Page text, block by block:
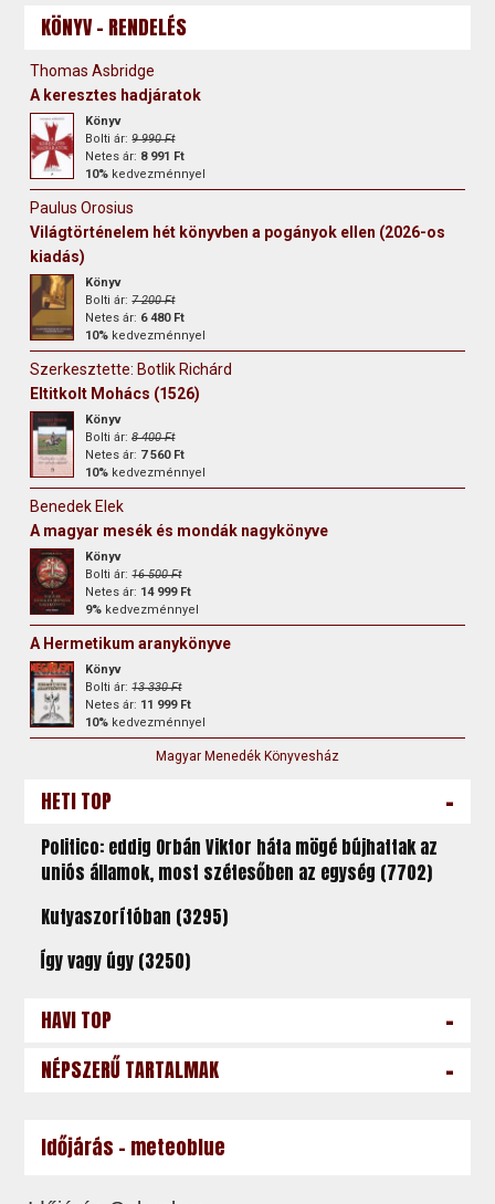
KÖNYV - RENDELÉS
Thomas Asbridge
A keresztes hadjáratok
Könyv
Bolti ár:9 990 Ft
Netes ár: 8 991 Ft
10% kedvezménnyel
Paulus Orosius
Világtörténelem hét könyvben a pogányok ellen (2026-os
kiadás)
Könyv
Bolti ár:7 200 Ft
Netes ár: 6 480 Ft
10% kedvezménnyel
Szerkesztette: Botlik Richárd
Eltitkolt Mohács (1526)
Könyv
Bolti ár:8 400 Ft
Netes ár: 7 560 Ft
10% kedvezménnyel
Benedek Elek
A magyar mesék és mondák nagykönyve
Könyv
Bolti ár:16 500 Ft
Netes ár: 14 999 Ft
9% kedvezménnyel
A Hermetikum aranykönyve
Könyv
Bolti ár:13 330 Ft
Netes ár: 11 999 Ft
10% kedvezménnyel
Magyar Menedék Könyvesház
HETI TOP -
Politico: eddig Orbán Viktor háta mögé bújhattak az
uniós államok, most szétesőben az egység (7702)
Kutyaszorítóban (3295)
Így vagy úgy (3250)
HAVI TOP -
NÉPSZERŰ TARTALMAK -
Időjárás - meteoblue